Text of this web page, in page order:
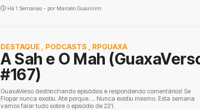
Há 1 Semanas - por Marcelo Guaxinim
DESTAQUE PODCASTS RPGUAXA
A Sah e O Mah
#167)
GuaxaVerso destrinchando episódios e respondendo comentários! Se
Flopar nunca existiu. Até porque…. Nunca existiu mesmo. Esta semana
vamos falar tudo sobre o episódio de 221.